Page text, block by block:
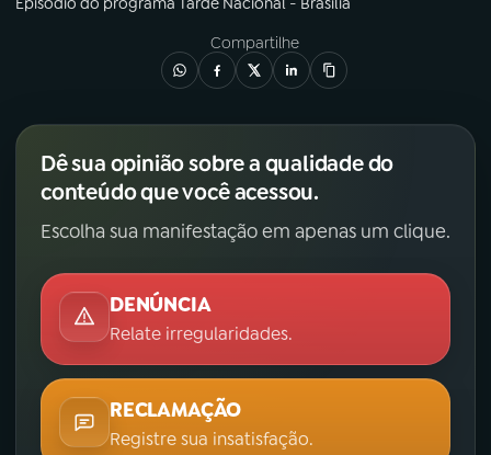
Compartilhe
Dê sua opinião sobre a qualidade do
conteúdo que você acessou.
Escolha sua manifestação em apenas um clique.
DENÚNCIA
Relate irregularidades.
RECLAMAÇÃO
Registre sua insatisfação.